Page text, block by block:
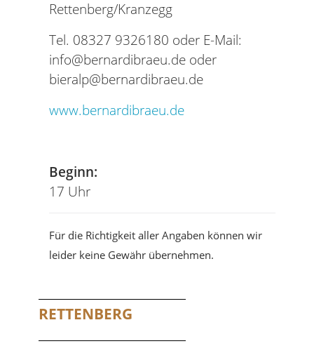
Rettenberg/Kranzegg
Tel. 08327 9326180 oder E-Mail:
info@bernardibraeu.de oder
bieralp@bernardibraeu.de
www.bernardibraeu.de
Beginn:
17 Uhr
Für die Richtigkeit aller Angaben können wir
leider keine Gewähr übernehmen.
RETTENBERG